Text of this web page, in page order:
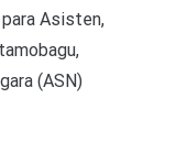
Asisten,
(ASN)